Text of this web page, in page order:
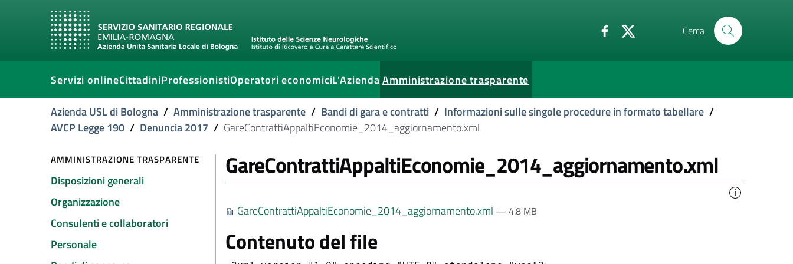
Cerca
Servizi onlineCittadiniProfessionistiOperatori economiciL'AziendaAmministrazione trasparente
current
Azienda USL di Bologna / Amministrazione trasparente / Bandi di gara e contratti / Informazioni sulle singole procedure in formato tabellare /
AVCP Legge 190 / Denuncia 2017 / GareContrattiAppaltiEconomie_2014_aggiornamento.xml
AMMINISTRAZIONE TRASPARENTE
Disposizioni generali
Organizzazione
Consulenti e collaboratori
Personale
GareContrattiAppaltiEconomie_2014_aggiornamento.xml
GareContrattiAppaltiEconomie_2014_aggiornamento.xml — 4.8 MB
Contenuto del file